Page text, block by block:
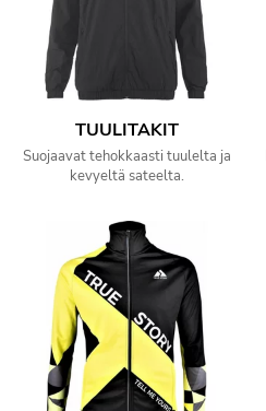
TUULITAKIT
Suojaavat tehokkaasti tuulelta ja
kevyeltä sateelta.